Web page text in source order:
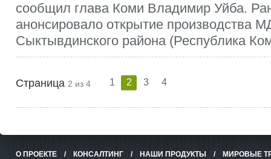
сообщил глава Коми Владимир Уйба.
анонсировало открытие производства
Сыктывдинского района (Республика
Страница 2 из 4 1 2 3 4
О ПРОЕКТЕ / КОНСАЛТИНГ / НАШИ ПРОДУКТЫ / МИРОВЫЕ